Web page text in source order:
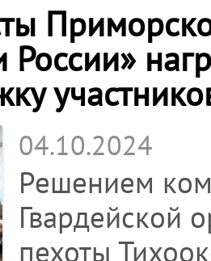
России»
04.10.2024
Решением
Гвардейской
пехоты